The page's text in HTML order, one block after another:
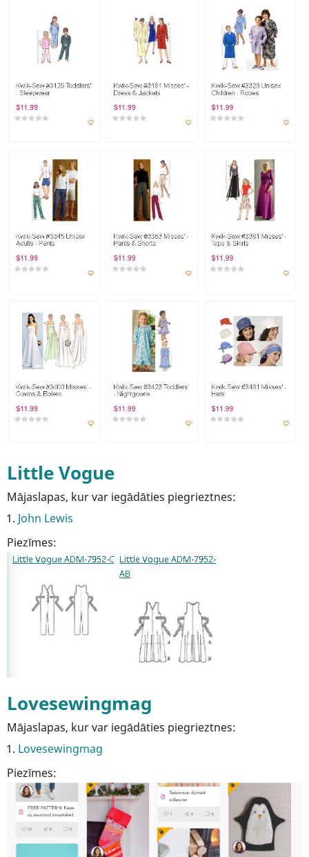
Little Vogue
Mājaslapas, kur var iegādāties piegrieztnes:
John Lewis
Piezīmes:
Lovesewingmag
Mājaslapas, kur var iegādāties piegrieztnes:
Lovesewingmag
Piezīmes: